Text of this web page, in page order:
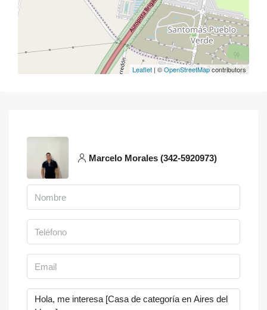
Leaflet | ©OpenStreetMapcontributors
Marcelo Morales (342-5920973)